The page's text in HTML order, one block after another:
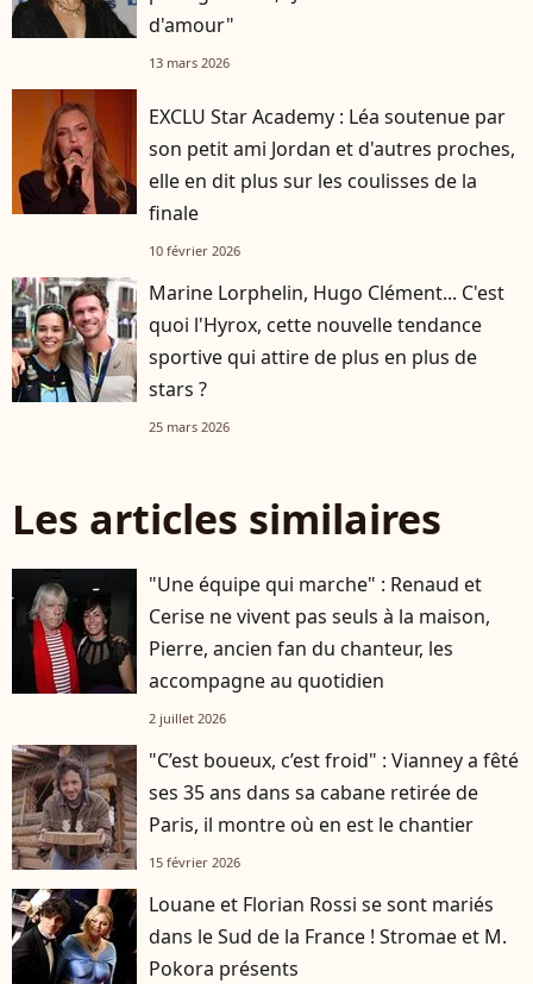
d'amour"
13 mars 2026
EXCLU Star Academy : Léa soutenue par
son petit ami Jordan et d'autres proches,
elle en dit plus sur les coulisses de la
finale
10 février 2026
Marine Lorphelin, Hugo Clément... C'est
quoi l'Hyrox, cette nouvelle tendance
sportive qui attire de plus en plus de
stars ?
25 mars 2026
Les articles similaires
"Une équipe qui marche" : Renaud et
Cerise ne vivent pas seuls à la maison,
Pierre, ancien fan du chanteur, les
accompagne au quotidien
2 juillet 2026
"C’est boueux, c’est froid" : Vianney a fêté
ses 35 ans dans sa cabane retirée de
Paris, il montre où en est le chantier
15 février 2026
Louane et Florian Rossi se sont mariés
dans le Sud de la France ! Stromae et M.
Pokora présents